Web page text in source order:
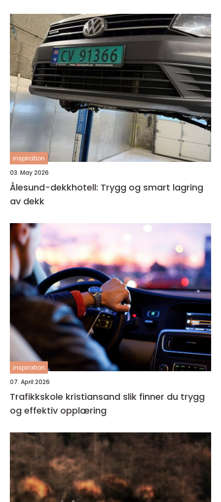
inspiration
03. May 2026
Ålesund-dekkhotell: Trygg og smart lagring
av dekk
inspiration
07. April 2026
Trafikkskole kristiansand slik finner du trygg
og effektiv opplæring